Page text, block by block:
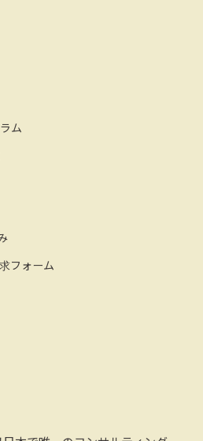
ム
フォーム